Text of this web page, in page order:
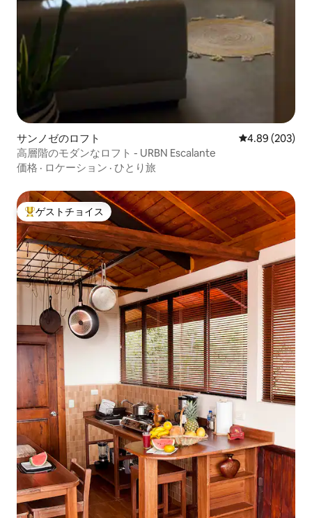
サンノゼのロフト レビュー203
4.89 (203)
高層階のモダンなロフト - URBN Escalante
価格 · ロケーション · ひとり旅
大好評のゲストチョイスです。
ゲストチョイス